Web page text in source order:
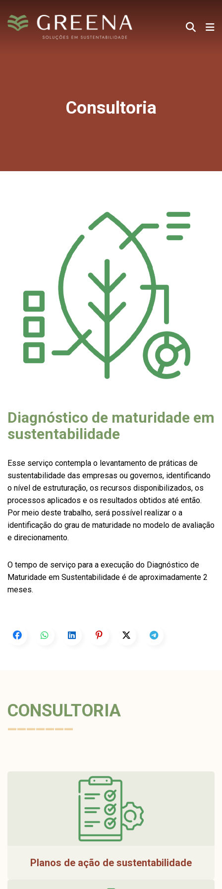
Consultoria
Diagnóstico de maturidade em
sustentabilidade
Esse serviço contempla o levantamento de práticas de
sustentabilidade das empresas ou governos, identificando
o nível de estruturação, os recursos disponibilizados, os
processos aplicados e os resultados obtidos até então.
Por meio deste trabalho, será possível realizar o a
identificação do grau de maturidade no modelo de avaliação
e direcionamento.
O tempo de serviço para a execução do Diagnóstico de
Maturidade em Sustentabilidade é de aproximadamente 2
meses.
CONSULTORIA
_______
Planos de ação de sustentabilidade